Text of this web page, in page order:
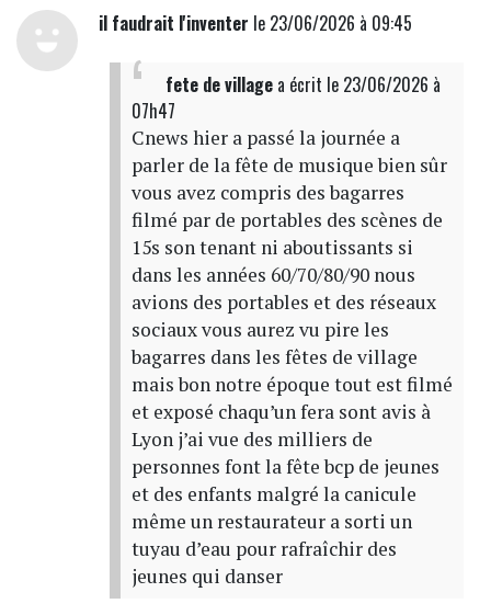
il faudrait l'inventer le 23/06/2026 à 09:45
fete de villagea écrit le 23/06/2026 à
07h47
Cnews hier a passé la journée a
parler de la fête de musique bien sûr
vous avez compris des bagarres
filmé par de portables des scènes de
15s son tenant ni aboutissants si
dans les années 60/70/80/90 nous
avions des portables et des réseaux
sociaux vous aurez vu pire les
bagarres dans les fêtes de village
mais bon notre époque tout est filmé
et exposé chaqu’un fera sont avis à
Lyon j’ai vue des milliers de
personnes font la fête bcp de jeunes
et des enfants malgré la canicule
même un restaurateur a sorti un
tuyau d’eau pour rafraîchir des
jeunes qui danser